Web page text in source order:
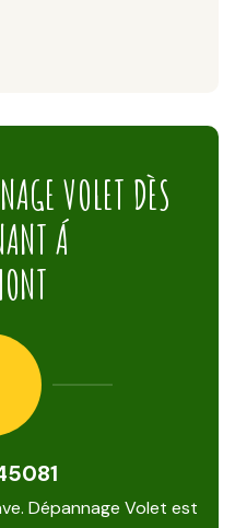
VOLET DÈS
Á
Dépannage Volet est